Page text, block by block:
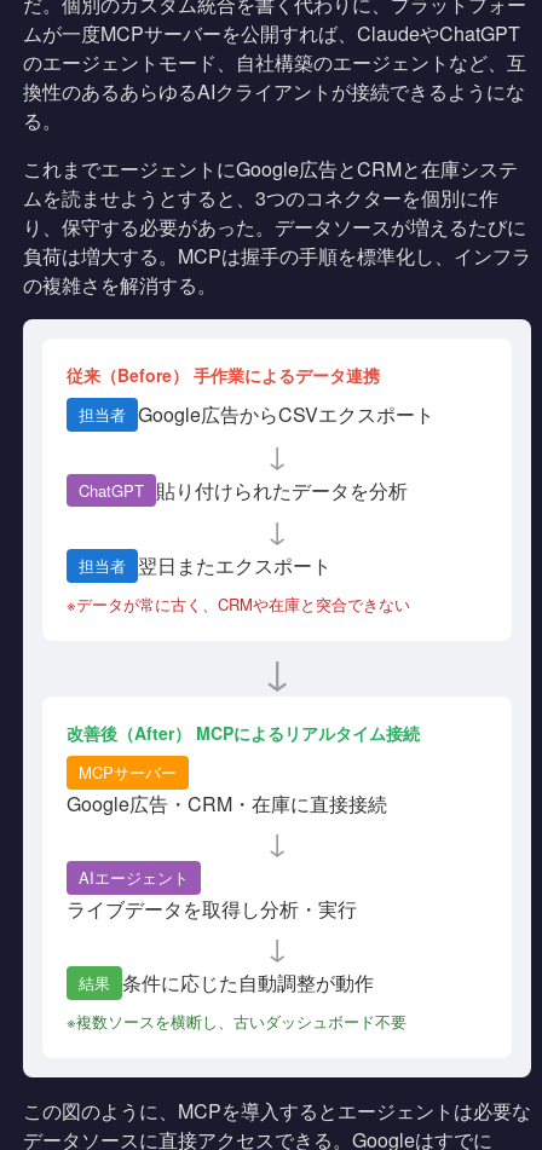
ムが一度MCPサーバーを公開すれば、ClaudeやChatGPT
のエージェントモード、自社構築のエージェントなど、互
換性のあるあらゆるAIクライアントが接続できるようにな
る。
これまでエージェントにGoogle広告とCRMと在庫システ
ムを読ませようとすると、3つのコネクターを個別に作
り、保守する必要があった。データソースが増えるたびに
負荷は増大する。MCPは握手の手順を標準化し、インフラ
の複雑さを解消する。
従来（Before） 手作業によるデータ連携
担当者 Google広告からCSVエクスポート
↓
ChatGPT 貼り付けられたデータを分析
↓
担当者 翌日またエクスポート
※データが常に古く、CRMや在庫と突合できない
↓
改善後（After） MCPによるリアルタイム接続
MCPサーバー
Google広告・CRM・在庫に直接接続
↓
AIエージェント
ライブデータを取得し分析・実行
↓
結果 条件に応じた自動調整が動作
※複数ソースを横断し、古いダッシュボード不要
この図のように、MCPを導入するとエージェントは必要な
データソースに直接アクセスできる。Googleはすでに